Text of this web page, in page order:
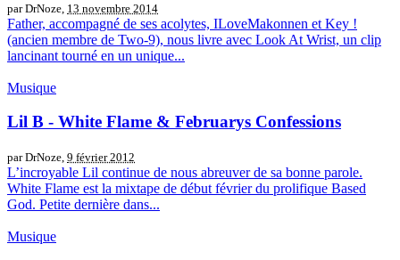
par DrNoze, 13 novembre 2014
Father, accompagné de ses acolytes, ILoveMakonnen et Key !
(ancien membre de Two-9), nous livre avec Look At Wrist, un clip
lancinant tourné en un unique...
Musique
Lil B - White Flame & Februarys Confessions
par DrNoze, 9 février 2012
L’incroyable Lil continue de nous abreuver de sa bonne parole.
White Flame est la mixtape de début février du prolifique Based
God. Petite dernière dans...
Musique